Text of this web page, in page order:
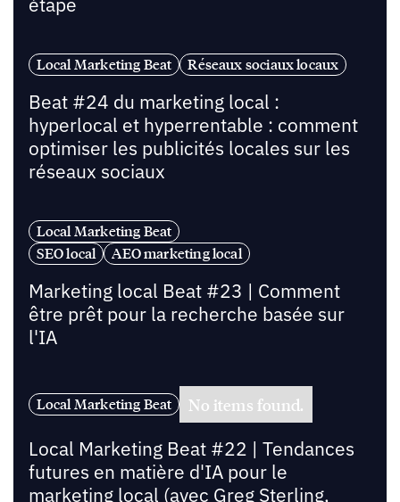
étape
Local Marketing Beat Réseaux sociaux locaux
Beat #24 du marketing local :
hyperlocal et hyperrentable : comment
optimiser les publicités locales sur les
réseaux sociaux
Local Marketing Beat
SEO local
AEO marketing local
Marketing local Beat #23 | Comment
être prêt pour la recherche basée sur
l'IA
Local Marketing Beat No items found.
Local Marketing Beat #22 | Tendances
futures en matière d'IA pour le
marketing local (avec Greg Sterling,